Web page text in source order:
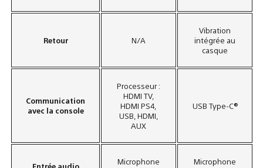
Retour​ N/A
Vibration
intégrée au
casque
Communication​
avec la console
Processeur :
HDMI TV,
HDMI PS4,
USB, HDMI,
AUX
USB Type-C®
Entrée audio
Microphone
Microphone